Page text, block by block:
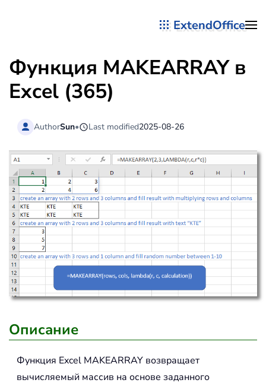
ExtendOffice
Функция MAKEARRAY в
Excel (365)
AuthorSun• Last modified2025-08-26
Описание
Функция Excel MAKEARRAY возвращает
вычисляемый массив на основе заданного